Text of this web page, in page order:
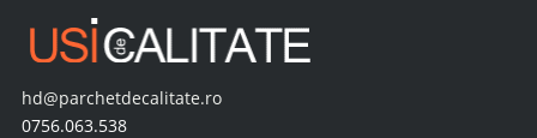
hd@parchetdecalitate.ro
0756.063.538